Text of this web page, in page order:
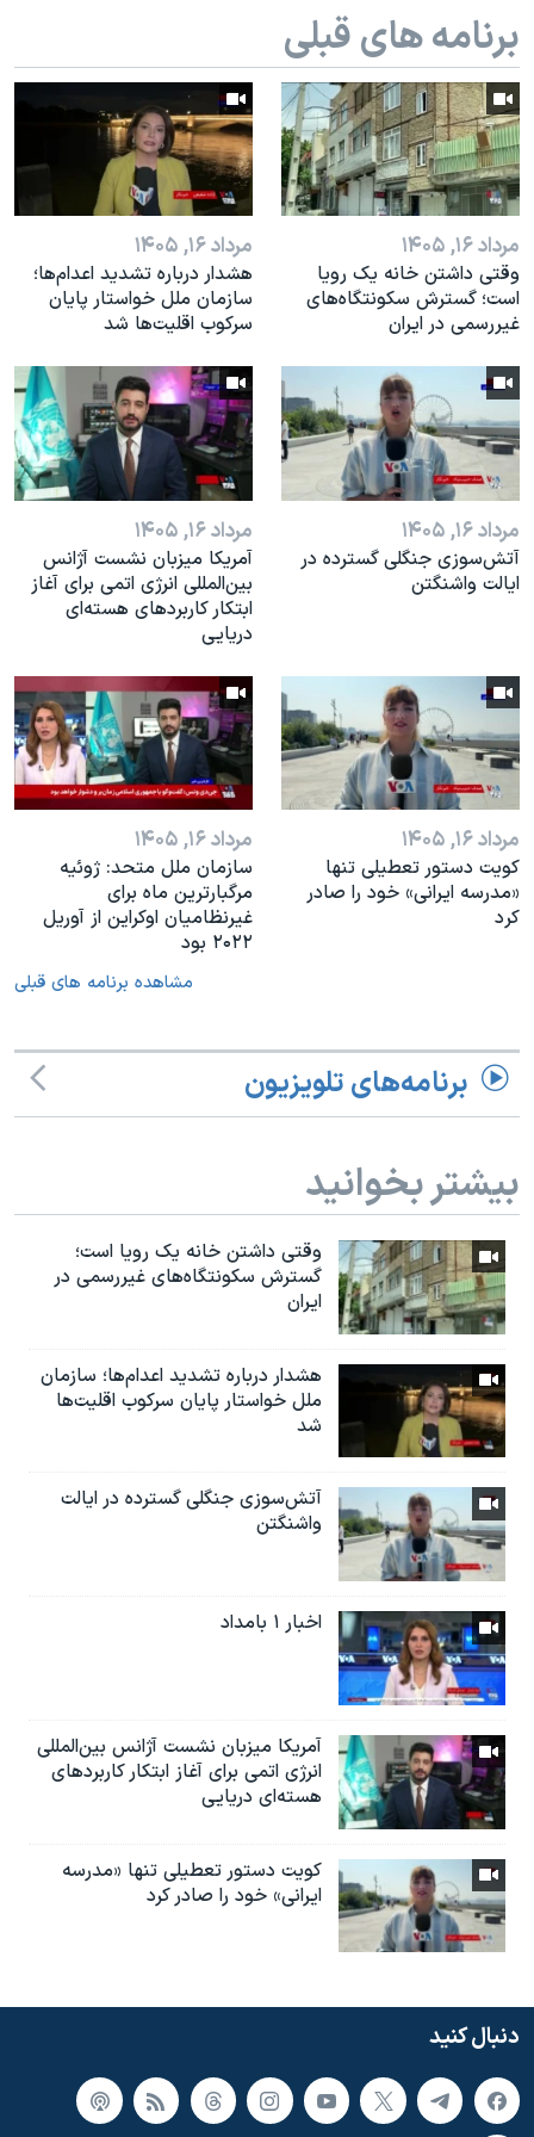
نرگس محمدی برنده جایزه نوبل صلح
همایش محافظه‌کاران آمریکا «سی‌پک»
صفحه‌های ویژه
سفر پرزیدنت ترامپ به چین
برنامه های قبلی
مرداد ۱۶, ۱۴۰۵
وقتی داشتن خانه یک رویا
است؛ گسترش سکونتگاه‌های
غیررسمی در ایران
مرداد ۱۶, ۱۴۰۵
هشدار درباره تشدید اعدام‌ها؛
سازمان ملل خواستار پایان
سرکوب اقلیت‌ها شد
مرداد ۱۶, ۱۴۰۵
آتش‌سوزی جنگلی گسترده در
ایالت واشنگتن
مرداد ۱۶, ۱۴۰۵
آمریکا میزبان نشست آژانس
بین‌المللی انرژی اتمی برای آغاز
ابتکار کاربردهای هسته‌ای
دریایی
مرداد ۱۶, ۱۴۰۵
کویت دستور تعطیلی تنها
«مدرسه ایرانی» خود را صادر
کرد
مرداد ۱۶, ۱۴۰۵
سازمان ملل متحد: ژوئیه
مرگبارترین ماه برای
غیرنظامیان اوکراین از آوریل
۲۰۲۲ بود
مشاهده برنامه های قبلی
برنامه‌های تلویزیون
بیشتر بخوانید
وقتی داشتن خانه یک رویا است؛
گسترش سکونتگاه‌های غیررسمی در
ایران
هشدار درباره تشدید اعدام‌ها؛ سازمان
ملل خواستار پایان سرکوب اقلیت‌ها
شد
آتش‌سوزی جنگلی گسترده در ایالت
واشنگتن
اخبار ۱ بامداد
آمریکا میزبان نشست آژانس بین‌المللی
انرژی اتمی برای آغاز ابتکار کاربردهای
هسته‌ای دریایی
کویت دستور تعطیلی تنها «مدرسه
ایرانی» خود را صادر کرد
دنبال کنید